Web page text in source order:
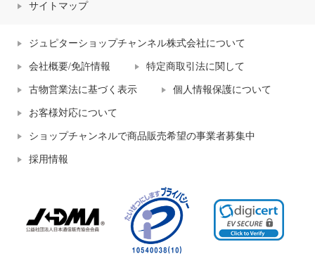
サイトマップ
ジュピターショップチャンネル株式会社について
会社概要/免許情報 特定商取引法に関して
古物営業法に基づく表示 個人情報保護について
お客様対応について
ショップチャンネルで商品販売希望の事業者募集中
採用情報